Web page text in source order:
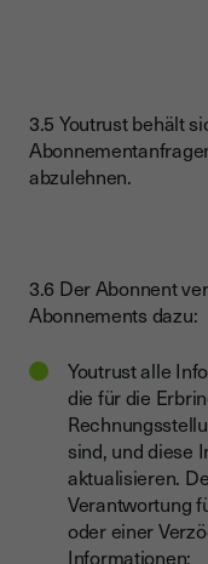
3.5 Youtrust behält
abzulehnen.
3.6 Der Abonnent
Abonnements dazu:
Youtrust alle
die für die
sind, und diese
aktualisieren.
Verantwortung
oder einer
Informationen;